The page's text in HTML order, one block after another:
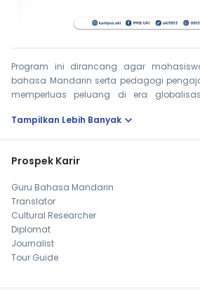
Program ini dirancang agar
bahasa Mandarin serta pedagogi
memperluas peluang di era
yang kompeten dan sensitif budaya. Nilai
pengembang program
Tampilkan Lebih Banyak expand_more
Prospek Karir
Guru Bahasa Mandarin
Translator
Cultural Researcher
Diplomat
Journalist
Tour Guide